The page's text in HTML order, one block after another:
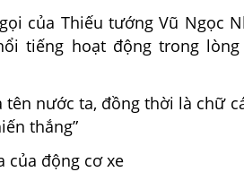
của Thiếu tướng Vũ Ngọc
tiếng hoạt động trong
tên nước ta, đồng thời là chữ
thắng”
của động cơ xe